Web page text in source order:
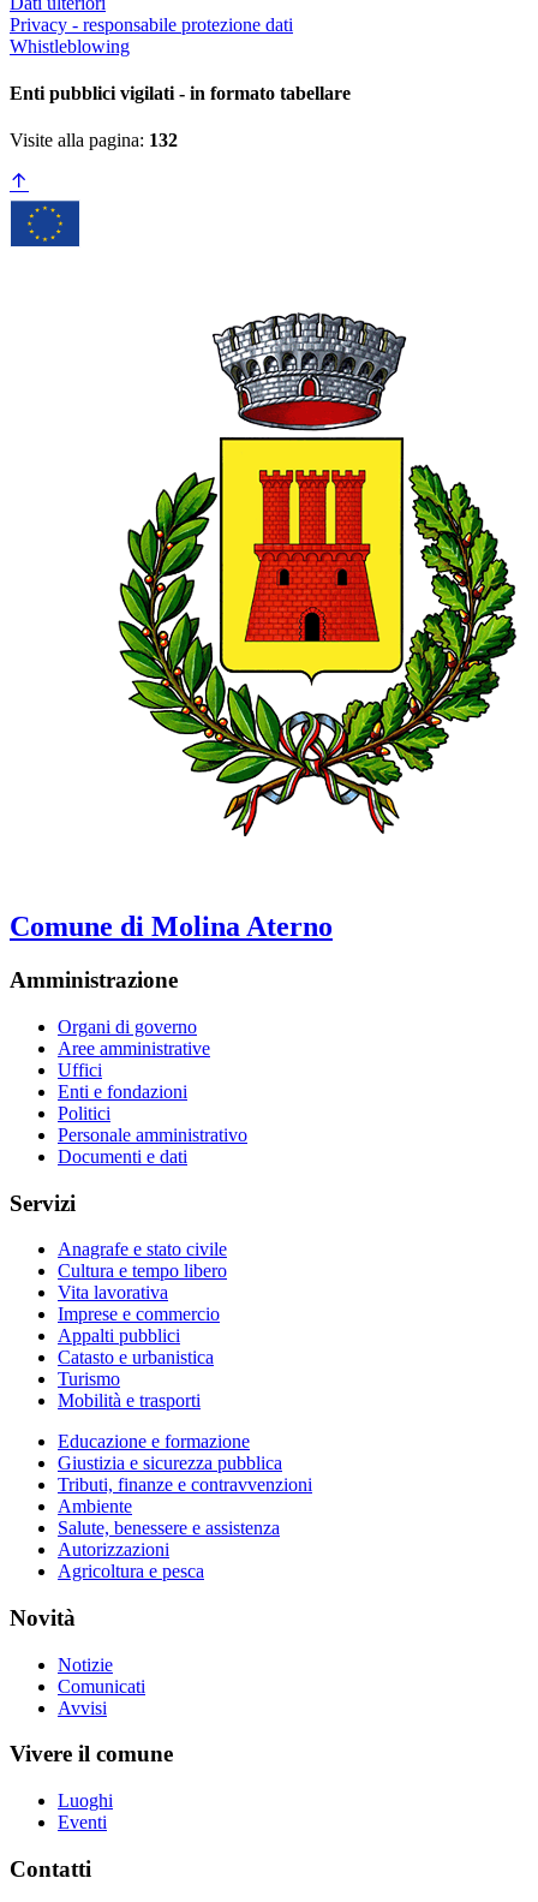
Privacy - responsabile protezione dati
Whistleblowing
Enti pubblici vigilati - in formato tabellare
Visite alla pagina: 132
Comune di Molina Aterno
Amministrazione
Organi di governo
Aree amministrative
Uffici
Enti e fondazioni
Politici
Personale amministrativo
Documenti e dati
Servizi
Anagrafe e stato civile
Cultura e tempo libero
Vita lavorativa
Imprese e commercio
Appalti pubblici
Catasto e urbanistica
Turismo
Mobilità e trasporti
Educazione e formazione
Giustizia e sicurezza pubblica
Tributi, finanze e contravvenzioni
Ambiente
Salute, benessere e assistenza
Autorizzazioni
Agricoltura e pesca
Novità
Notizie
Comunicati
Avvisi
Vivere il comune
Luoghi
Eventi
Contatti